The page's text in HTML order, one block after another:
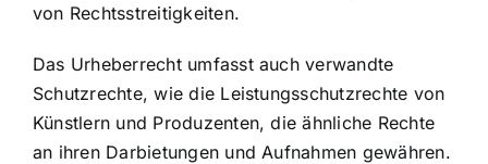
von Rechtsstreitigkeiten.
Das Urheberrecht umfasst auch verwandte
Schutzrechte, wie die Leistungsschutzrechte von
Künstlern und Produzenten, die ähnliche Rechte
an ihren Darbietungen und Aufnahmen gewähren.